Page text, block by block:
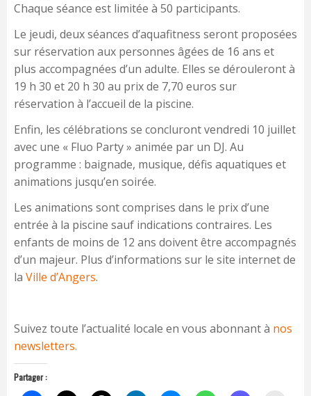
Chaque séance est limitée à 50 participants.
Le jeudi, deux séances d’aquafitness seront proposées
sur réservation aux personnes âgées de 16 ans et
plus accompagnées d’un adulte. Elles se dérouleront à
19 h 30 et 20 h 30 au prix de 7,70 euros sur
réservation à l’accueil de la piscine.
Enfin, les célébrations se concluront vendredi 10 juillet
avec une « Fluo Party » animée par un DJ. Au
programme : baignade, musique, défis aquatiques et
animations jusqu’en soirée.
Les animations sont comprises dans le prix d’une
entrée à la piscine sauf indications contraires. Les
enfants de moins de 12 ans doivent être accompagnés
d’un majeur. Plus d’informations sur le site internet de
la Ville d’Angers.
Suivez toute l’actualité locale en vous abonnant à nos
newsletters.
Partager :